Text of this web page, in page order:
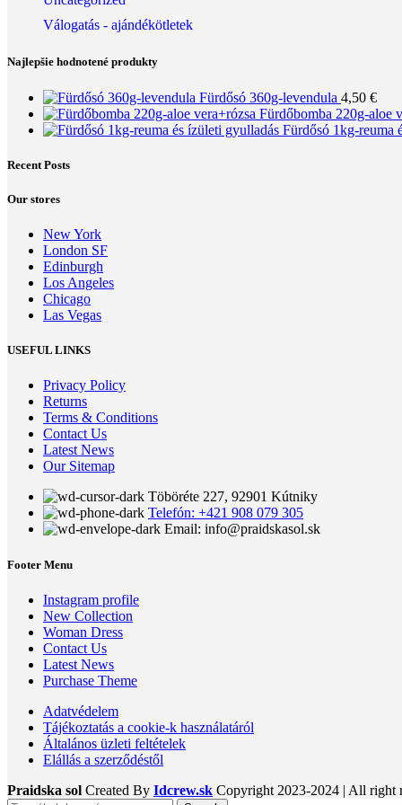
Válogatás - ajándékötletek
Najlepšie hodnotené produkty
Fürdősó 360g-levendula 4,50 €
Fürdőbomba 220g-aloe
Fürdősó 1kg-reuma
Recent Posts
Our stores
New York
London SF
Edinburgh
Los Angeles
Chicago
Las Vegas
USEFUL LINKS
Privacy Policy
Returns
Terms & Conditions
Contact Us
Latest News
Our Sitemap
Töböréte 227, 92901 Kútniky
Telefón: +421 908 079 305
Email: info@praidskasol.sk
Footer Menu
Instagram profile
New Collection
Woman Dress
Contact Us
Latest News
Purchase Theme
Adatvédelem
Tájékoztatás a cookie-k használatáról
Általános üzleti feltételek
Elállás a szerződéstől
Praidska sol Created By Idcrew.sk Copyright 2023-2024 | All right